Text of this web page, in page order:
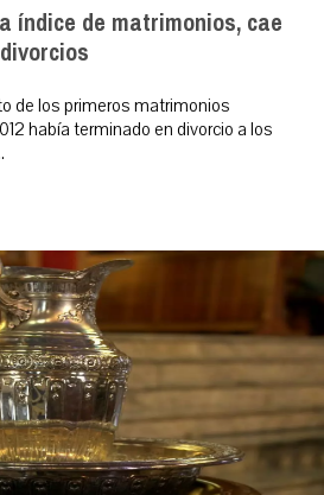
índice de matrimonios, cae
de los primeros matrimonios
había terminado en divorcio a los